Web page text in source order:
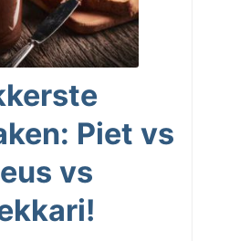
Piet vs
vs